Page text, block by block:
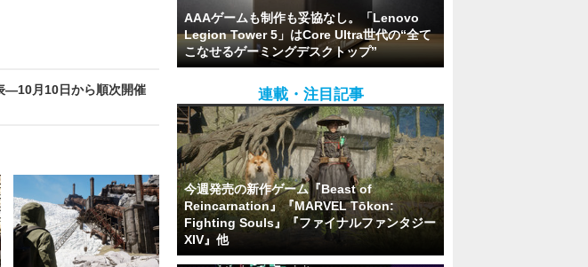
―10月10日から順次開催
AAAゲームも制作も妥協なし。「Lenovo
Legion Tower 5」はCore Ultra世代の“全て
こなせるゲーミングデスクトップ”
連載・注目記事
今週発売の新作ゲーム『Beast of
Reincarnation』『MARVEL Tōkon:
Fighting Souls』『ファイナルファンタジー
XIV』他